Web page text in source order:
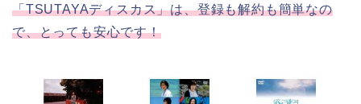
「TSUTAYAディスカス」は、登録も解約も簡単なの
で、とっても安心です！